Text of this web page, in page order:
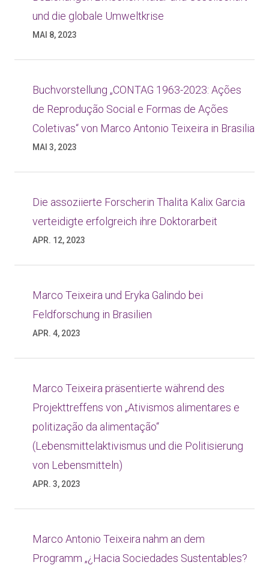
und die globale Umweltkrise
MAI 8, 2023
Buchvorstellung „CONTAG 1963-2023: Ações
de Reprodução Social e Formas de Ações
Coletivas“ von Marco Antonio Teixeira in Brasilia
MAI 3, 2023
Die assoziierte Forscherin Thalita Kalix Garcia
verteidigte erfolgreich ihre Doktorarbeit
APR. 12, 2023
Marco Teixeira und Eryka Galindo bei
Feldforschung in Brasilien
APR. 4, 2023
Marco Teixeira präsentierte während des
Projekttreffens von „Ativismos alimentares e
politização da alimentação“
(Lebensmittelaktivismus und die Politisierung
von Lebensmitteln)
APR. 3, 2023
Marco Antonio Teixeira nahm an dem
Programm „¿Hacia Sociedades Sustentables?